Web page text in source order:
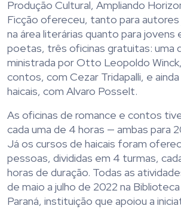
Produção Cultural, Ampliando
Ficção ofereceu, tanto para
na área literárias quanto para jovens
poetas, três oficinas gratuitas: uma
ministrada por Otto Leopoldo
contos, com Cezar Tridapalli, e
haicais, com Alvaro Posselt.
As oficinas de romance e contos
cada uma de 4 horas — ambas para
Já os cursos de haicais foram
pessoas, divididas em 4 turmas,
horas de duração. Todas as
de maio a julho de 2022 na
Paraná, instituição que apoiou a